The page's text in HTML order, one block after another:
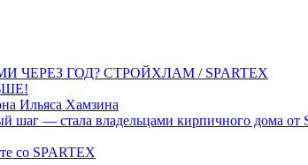
ГОД? СТРОЙХЛАМ / SPARTEX
Ильяса Хамзина
шаг — стала владельцами кирпичного дома от
со SPARTEX